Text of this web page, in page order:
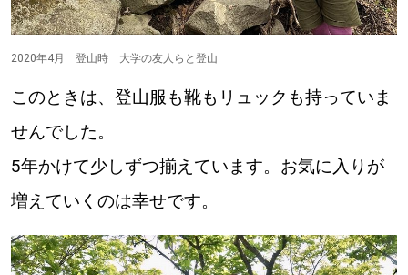
【暮らしの知恵を身につけたい】 札幌市
【札幌のお気に入りを見つけたい】
【道央のお気に入りを見つけたい】
【道東のお気に入りを見つけたい】
2020年4月 登山時 大学の友人らと登山
このときは、登山服も靴もリュックも持っていま
せんでした。
5年かけて少しずつ揃えています。お気に入りが
増えていくのは幸せです。